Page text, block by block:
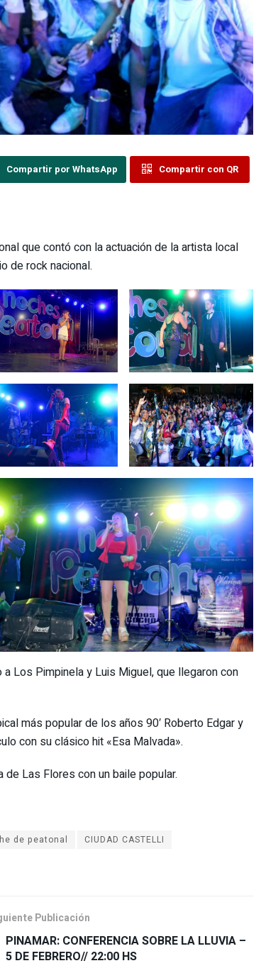
Compartir por WhatsApp Compartir con QR
que contó con la actuación de la artista local
de rock nacional.
Los Pimpinela y Luis Miguel, que llegaron con
más popular de los años 90′ Roberto Edgar y
con su clásico hit «Esa Malvada».
Las Flores con un baile popular.
de peatonal
CIUDAD CASTELLI
Publicación
PINAMAR: CONFERENCIA SOBRE LA LLUVIA –
5 DE FEBRERO// 22:00 HS